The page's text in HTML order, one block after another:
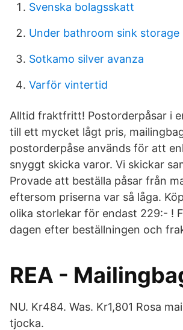
Svenska bolagsskatt
Under bathroom sink storage
Sotkamo silver avanza
Varför vintertid
Alltid fraktfritt! Postorderpåsar i
till ett mycket lågt pris,
postorderpåse används för att
snyggt skicka varor. Vi skickar
Provade att beställa påsar från
eftersom priserna var så låga.
olika storlekar för endast 229:- !
dagen efter beställningen och
REA -
NU. Kr484. Was. Kr1,801 Rosa
tjocka.